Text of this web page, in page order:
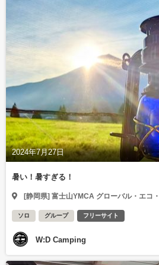
2024年7月27日
暑い！暑すぎる！
[静岡県] 富士山YMCA グローバル・エコ
ソロ グループ フリーサイト
W:D Camping